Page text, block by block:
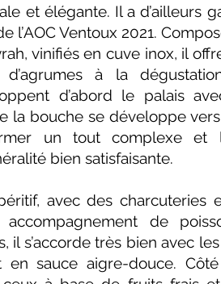
et élégante. Il a d’ailleurs
l’AOC Ventoux 2021.
vinifiés en cuve inox, il
à la
d’abord le palais
la bouche se développe
un tout complexe et
bien satisfaisante.
avec des charcuteries
accompagnement de
il s’accorde très bien avec
sauce aigre-douce.